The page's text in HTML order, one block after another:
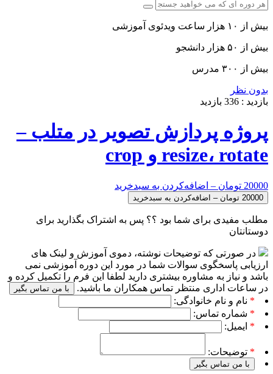
بیش از ۱۰ هزار ساعت ویدئوی آموزشی
بیش از ۵۰ هزار دانشجو
بیش از ۳۰۰ مدرس
بدون نظر
بازدید : 336 بازدید
پروژه پردازش تصویر در متلب –
resize، rotate و crop
20000 تومان – اضافه‌کردن به سبدخرید
مطلب مفیدی برای شما بود ؟؟ پس به اشتراک بگذارید برای
دوستانتان
در صورتی که توضیحات نوشته، دموی آموزش و لینک های
ارزیابی پاسخگوی سوالات شما در مورد این دوره آموزشی نمی
باشد و نیاز به مشاوره بیشتری دارید لطفا این فرم را تکمیل کرده و
در ساعات اداری منتظر تماس همکاران ما باشید.
با من تماس بگیر
* نام و نام خانوادگی:
* شماره تماس:
* ایمیل:
* توضیحات:
با من تماس بگیر